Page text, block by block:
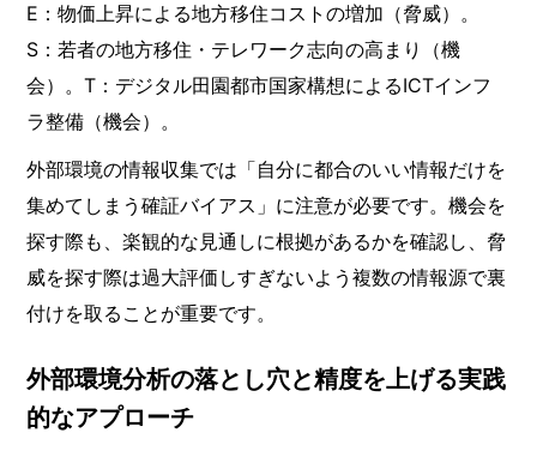
E：物価上昇による地方移住コストの増加（脅威）。
S：若者の地方移住・テレワーク志向の高まり（機
会）。T：デジタル田園都市国家構想によるICTインフ
ラ整備（機会）。
外部環境の情報収集では「自分に都合のいい情報だけを
集めてしまう確証バイアス」に注意が必要です。機会を
探す際も、楽観的な見通しに根拠があるかを確認し、脅
威を探す際は過大評価しすぎないよう複数の情報源で裏
付けを取ることが重要です。
外部環境分析の落とし穴と精度を上げる実践
的なアプローチ